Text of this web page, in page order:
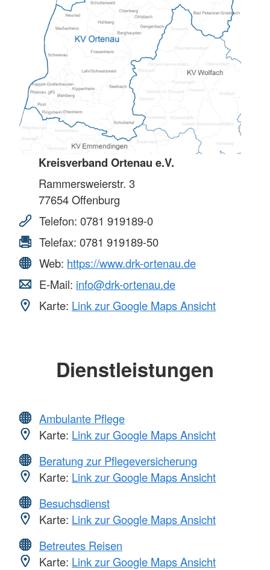
Kreisverband Ortenau e.V.
Rammersweierstr. 3
77654Offenburg
Telefon: 0781 919189-0
Telefax: 0781 919189-50
Web: https://www.drk-ortenau.de
E-Mail: info@drk-ortenau.de
Karte: Link zur Google Maps Ansicht
Dienstleistungen
Ambulante Pflege
Karte: Link zur Google Maps Ansicht
Beratung zur Pflegeversicherung
Karte: Link zur Google Maps Ansicht
Besuchsdienst
Karte: Link zur Google Maps Ansicht
Betreutes Reisen
Karte: Link zur Google Maps Ansicht